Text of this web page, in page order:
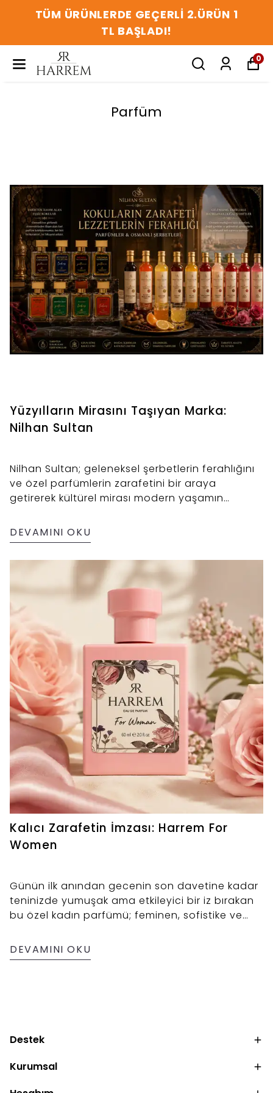
TÜM ÜRÜNLERDE GEÇERLİ 2.ÜRÜN 1
TL BAŞLADI!
0
Parfüm
Yüzyılların Mirasını Taşıyan Marka:
Nilhan Sultan
Nilhan Sultan; geleneksel şerbetlerin ferahlığını
ve özel parfümlerin zarafetini bir araya
getirerek kültürel mirası modern yaşamın
DEVAMINI OKU
Kalıcı Zarafetin İmzası: Harrem For
Women
Günün ilk anından gecenin son davetine kadar
teninizde yumuşak ama etkileyici bir iz bırakan
bu özel kadın parfümü; feminen, sofistike ve
ağır ne de sıradan… Dengeli yapısıyla hem
günlük kullanımda hem de özel anlarda
DEVAMINI OKU
Destek
Kurumsal